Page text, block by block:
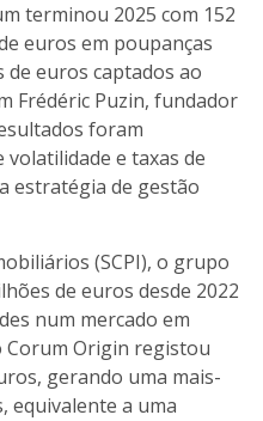
terminou 2025 com 152
euros em poupanças
de euros captados ao
Frédéric Puzin, fundador
foram
e taxas de
estratégia de gestão
(SCPI), o grupo
de euros desde 2022
num mercado em
Corum Origin registou
gerando uma mais-
equivalente a uma